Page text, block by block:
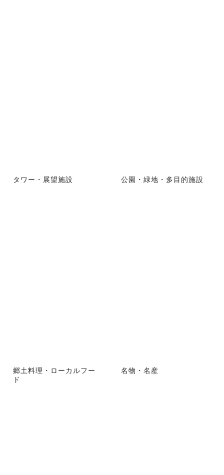
タワー・展望施設 公園・緑地・多目的施設
郷土料理・ローカルフー
ド
名物・名産